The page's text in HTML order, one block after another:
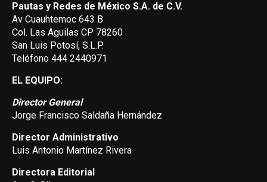
Pautas y Redes de México S.A. de C.V.
Av Cuauhtemoc 643 B
Col. Las Aguilas CP 78260
San Luis Potosí, S.L.P.
Teléfono 444 2440971
EL EQUIPO:
Director General
Jorge Francisco Saldaña Hernández
Director Administrativo
Luis Antonio Martínez Rivera
Directora Editorial